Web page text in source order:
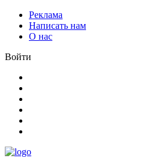
Реклама
Написать нам
О нас
Войти